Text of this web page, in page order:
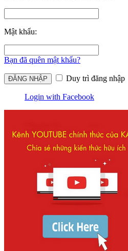
Mật khẩu:
Bạn đã quên mật khẩu?
Duy trì đăng nhập
Login with Facebook